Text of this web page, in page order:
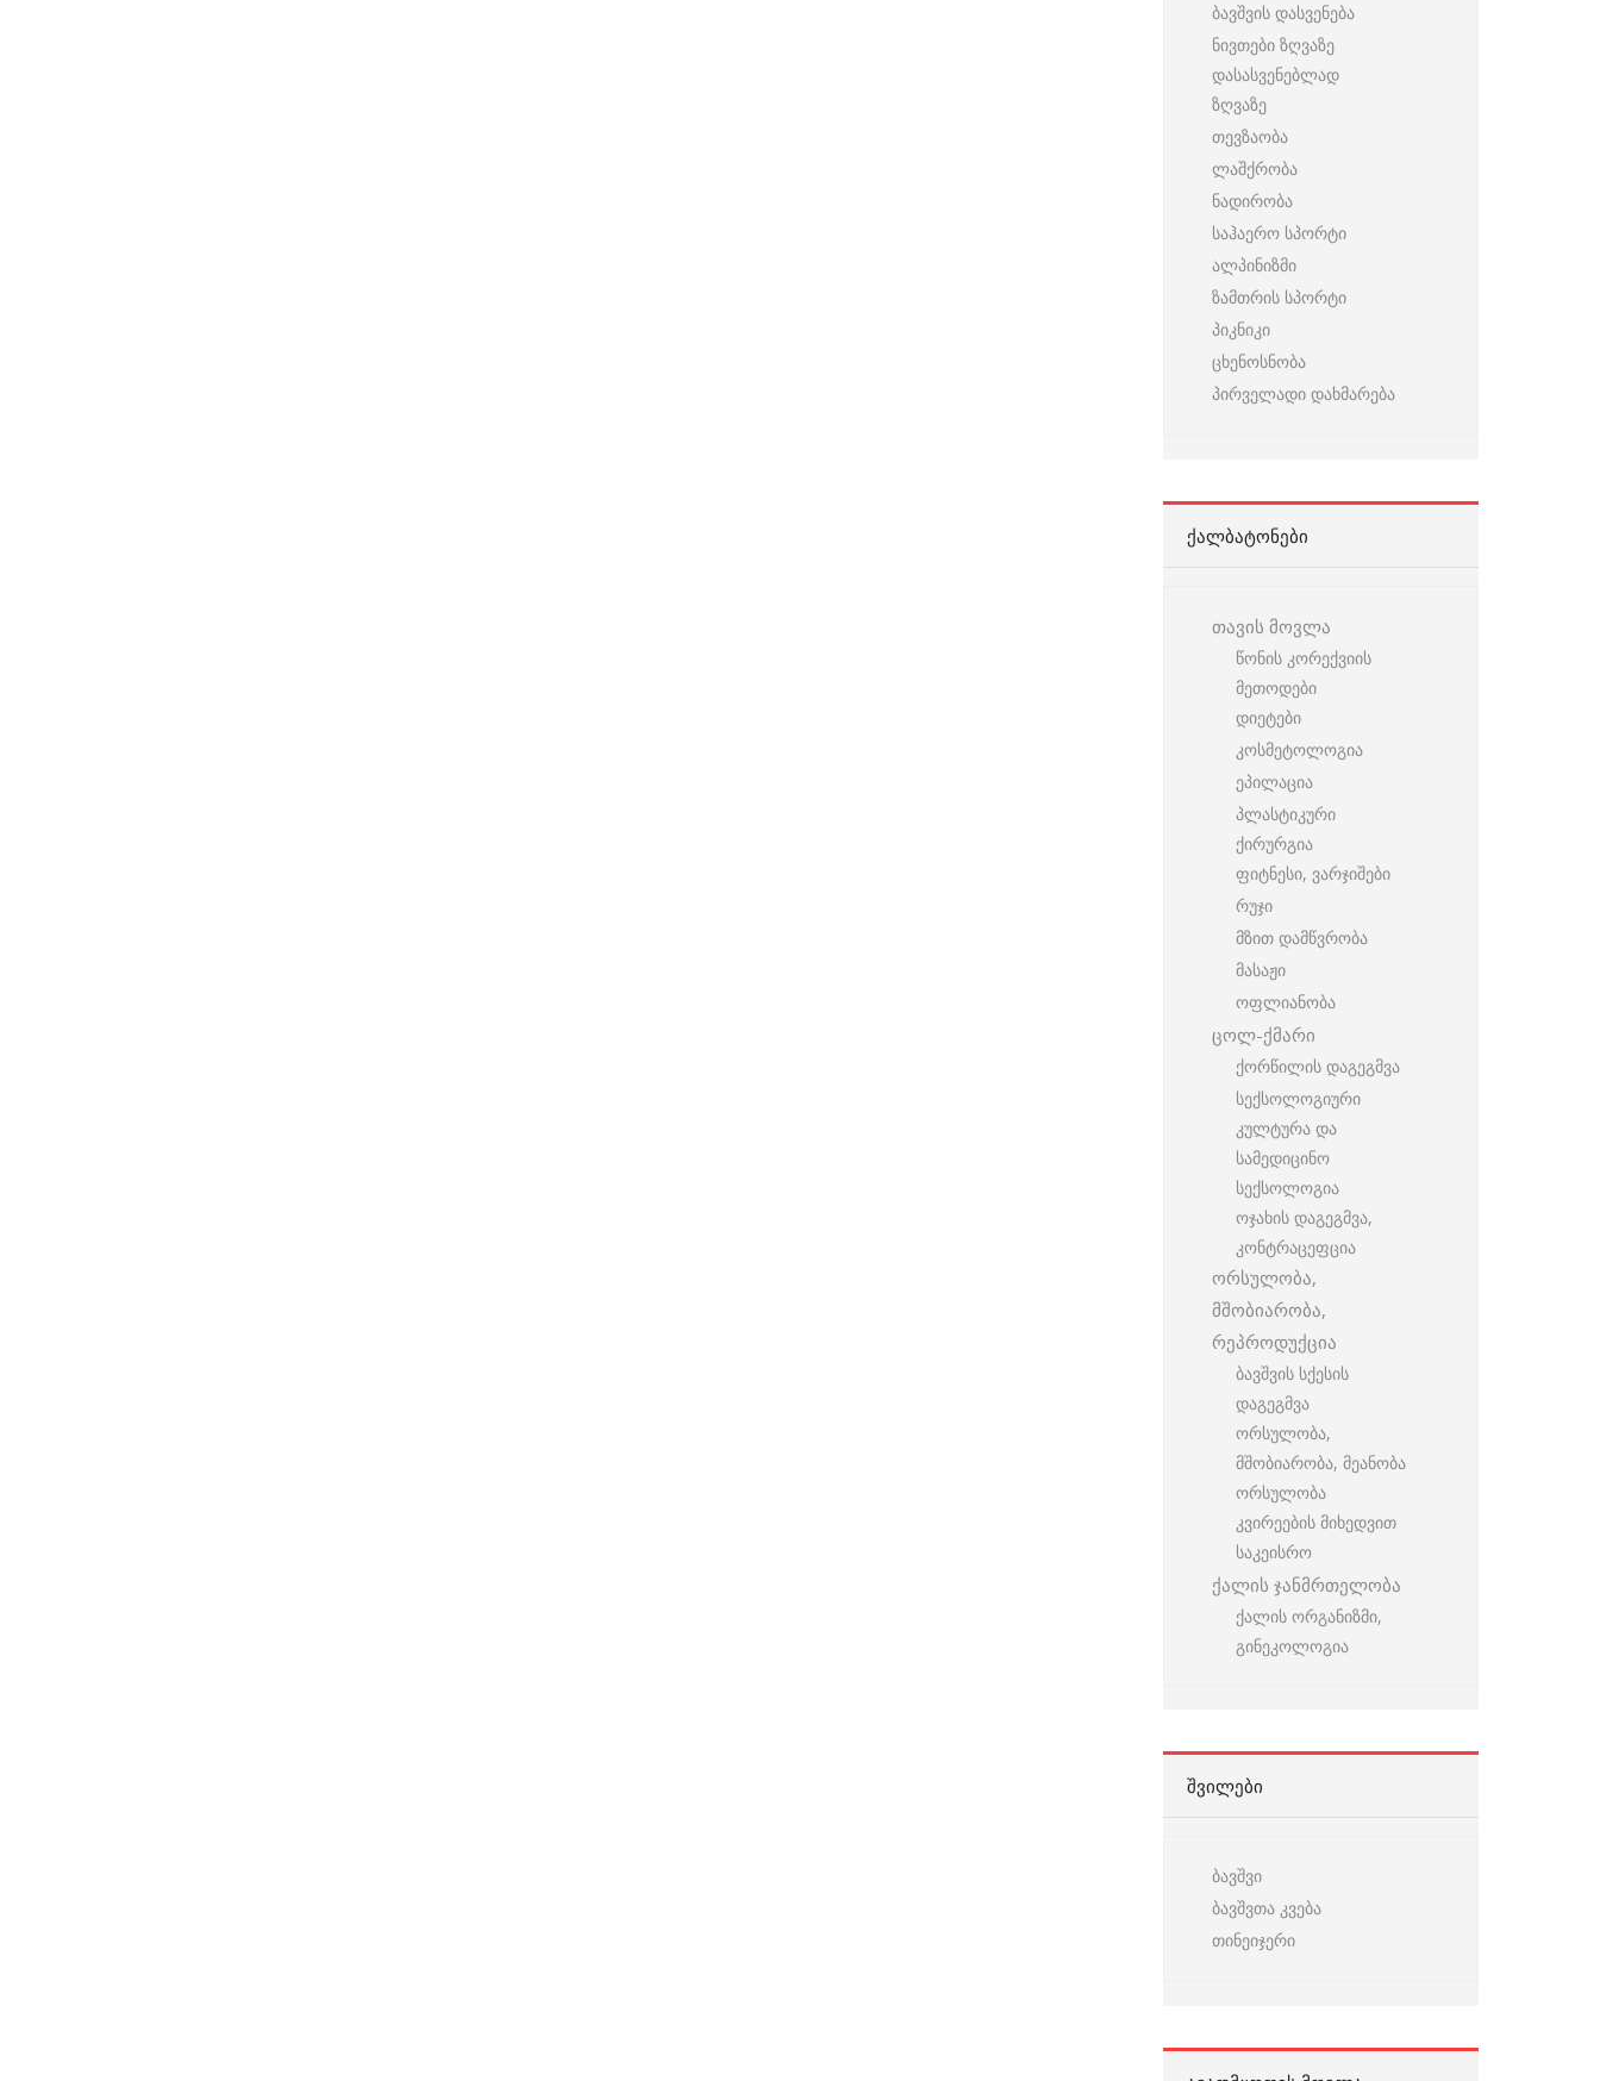
ბავშვის დასვენება
ნივთები ზღვაზე
დასასვენებლად
ზღვაზე
თევზაობა
ლაშქრობა
ნადირობა
საჰაერო სპორტი
ალპინიზმი
ზამთრის სპორტი
პიკნიკი
ცხენოსნობა
პირველადი დახმარება
ᲥᲐᲚᲑᲐᲢᲝᲜᲔᲑᲘ
თავის მოვლა
წონის კორექვიის
მეთოდები
დიეტები
კოსმეტოლოგია
ეპილაცია
პლასტიკური
ქირურგია
ფიტნესი, ვარჯიშები
რუჯი
მზით დამწვრობა
მასაჟი
ოფლიანობა
ცოლ-ქმარი
ქორწილის დაგეგმვა
სექსოლოგიური
კულტურა და
სამედიცინო
სექსოლოგია
ოჯახის დაგეგმვა,
კონტრაცეფცია
ორსულობა,
მშობიარობა,
რეპროდუქცია
ბავშვის სქესის
დაგეგმვა
ორსულობა,
მშობიარობა, მეანობა
ორსულობა
კვირეების მიხედვით
საკეისრო
ქალის ჯანმრთელობა
ქალის ორგანიზმი,
გინეკოლოგია
ᲨᲕᲘᲚᲔᲑᲘ
ბავშვი
ბავშვთა კვება
თინეიჯერი